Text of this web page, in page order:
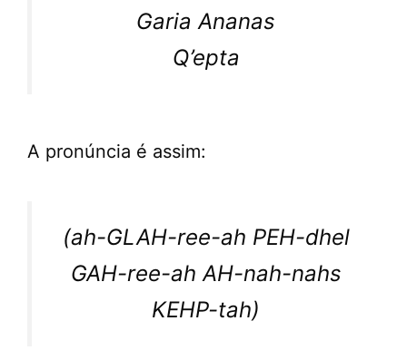
Garia Ananas
Q’epta
A pronúncia é assim:
(ah-GLAH-ree-ah PEH-dhel
GAH-ree-ah AH-nah-nahs
KEHP-tah)